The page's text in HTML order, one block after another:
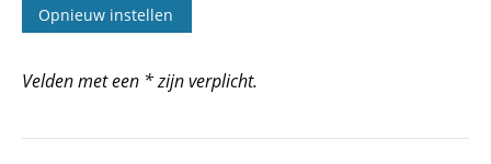
Velden met een * zijn verplicht.